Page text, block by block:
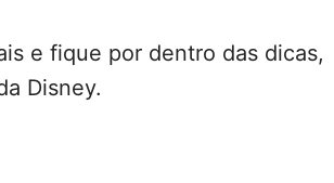
e fique por dentro das dicas,
Disney.